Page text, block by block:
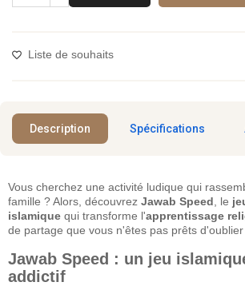
Liste de souhaits
Description Spécifications
Vous cherchez une activité ludique qui
famille ? Alors, découvrez Jawab Speed , le
islamique qui transforme l'apprentissage
de partage que vous n'êtes pas prêts d'oublier
Jawab Speed : un jeu
addictif